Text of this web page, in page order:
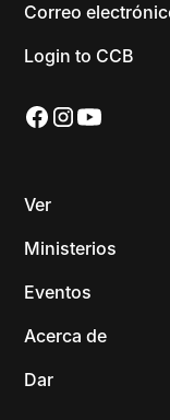
Correo
Login to CCB
Ver
Ministerios
Eventos
Acerca de
Dar